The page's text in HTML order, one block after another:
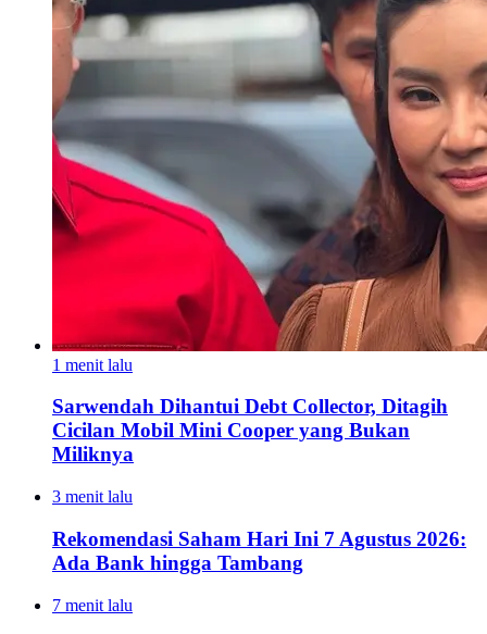
1 menit lalu
Sarwendah Dihantui Debt Collector, Ditagih
Cicilan Mobil Mini Cooper yang Bukan
Miliknya
3 menit lalu
Rekomendasi Saham Hari Ini 7 Agustus 2026:
Ada Bank hingga Tambang
7 menit lalu